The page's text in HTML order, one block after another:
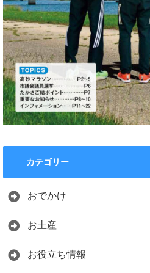
カテゴリー
おでかけ
お土産
お役立ち情報